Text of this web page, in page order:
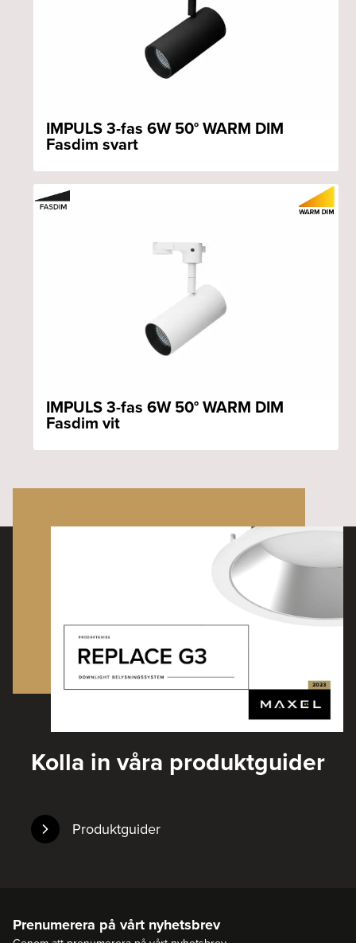
IMPULS 3-fas 6W 50° WARM DIM
Fasdim svart
IMPULS 3-fas 6W 50° WARM DIM
Fasdim vit
Kolla in våra produktguider
Produktguider
Prenumerera på vårt nyhetsbrev